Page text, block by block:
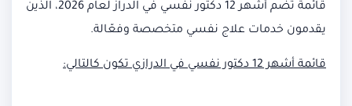
قائمة تضم أشهر 12 دكتور نفسي في الدراز لعام 2026، الذين
يقدمون خدمات علاج نفسي متخصصة وفعّالة.
قائمة أشهر 12 دكتور نفسي في الدرازي تكون كالتالي: